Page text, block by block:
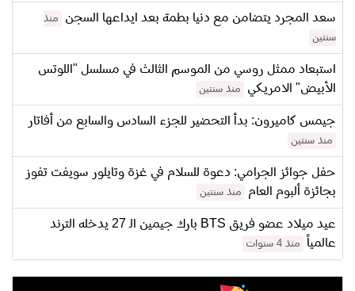
سعد المجرد يتضامن مع دنيا بطمة بعد ايداعها السجن
منذ
سنتين
استبعاد ممثل روسي من الموسم الثالث في مسلسل "اللوتس
الأبيض" الامريكي
منذ سنتين
جيمس كاميرون: بدأ التحضير للجزء السادس والسابع من أفاتار
منذ سنتين
حفل جوائز الجرامي: دعوة للسلام في غزة وتايلور سويفت تفوز
بجائزة ألبوم العام
منذ سنتين
عيد ميلاد عضو فريق BTS بارك جيمين الـ 27 يدخله الترند
عالمياً
منذ 4 سنوات